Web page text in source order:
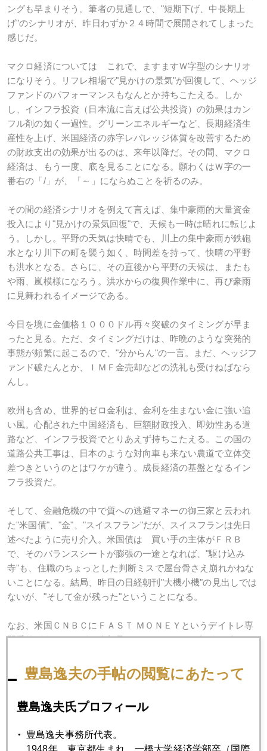
ングも早まりそう。筆者の見通しで、"短期下げ、中長期上
げ"のシナリオが、昨日わずか２４時間で展開されてしまった
感じだ。
マクロ経済については これで、ますますＷ字型のシナリオ
になりそう。リフレ相場で"見かけの景気"が回復して、ヘッジ
ファンドのパフォーマンスもなんとか持ちこたえる。しか
し、インフラ投資（日本流に言えば公共投資）の効果はカン
フル剤の如く一過性。グリーンエネルギーなど、長期経済生
産性を上げ、米国経済の赤字レバレッジ体質を改善するため
の財政支出の効果が出るのは、来年以降だ。その間、マクロ
経済は、もう一度、底を見ることになる。願わくはＷ字の一
番右の「/」が、「～」にならぬことを祈るのみ。
その間の経済シナリオを例えて言えば、集中豪雨的大量資金
投入により"見かけの景気回復"で、天候も一時は晴れに転じよ
う。しかし。平野の天気は快晴でも、川上の集中豪雨が鉄砲
水となり川下の町を襲う如く、時間差を持って、快晴の平野
も洪水となる。さらに、その直後から平野の天候は、またも
や雨、嵐模様になろう。洪水からの復興作業中に、再び豪雨
に見舞われるイメージである。
今日を境に金価格１０００ドル再々突破のタイミングが早ま
ったと見る。ただ、タイミングだけは、昨晩のような突発的
事態が頻繁に起こるので、"分からん"の一言。まだ、ヘッジフ
ァンド破たんとか、ＩＭＦ金売却などの洗礼も受けねばなら
んし。
欧州も含め、世界的ゼロ金利は、金利を生まない金に強い追
い風。心配された中国経済も、巨額財政投入、即効性ある道
路など、インフラ投資でとりあえず持ちこたえる。この国の
道路公共工事は、日本のような対向車も来ない農道で立体交
差つきというのとはワケが違う。成長経済の基盤となるイン
フラ投資だ。
そして、金融危機の中で質への逃避マネーの御三家と云われ
た"米国債"、"金"、"スイスフラン"だが、スイスフランは先日
述べたように売り介入。米国債は 買い手の主体がＦＲＢ
で、そのバランスシートが膨張の一途となれば、"駆け込み
寺"も、住職のちょっとした判断ミスで屋台骨さえ崩れかねな
いことになる。結局、昨日の日経朝刊"大機小機"の見出しでは
ないが、"そして金が残った"ということになる。
なお、米国ＣＮＢＣにＦＡＳＴ ＭＯＮＥＹというデイトレ専
門番組があるのだが、今朝見ていたら、やはり金がトピッ
る連中なのだが、おおむね金はショートにしていたと見え
て、"金のデイトレはやるもんじゃない！"と、ふてくされ気味
く、"See, I told you!"だから言ったじゃない、金はじっくり持
豊島逸夫の手帖の閲覧にあたって
豊島逸夫氏プロフィール
豊島逸夫事務所代表。
1948年、東京都生まれ。一橋大学経済学部卒（国際